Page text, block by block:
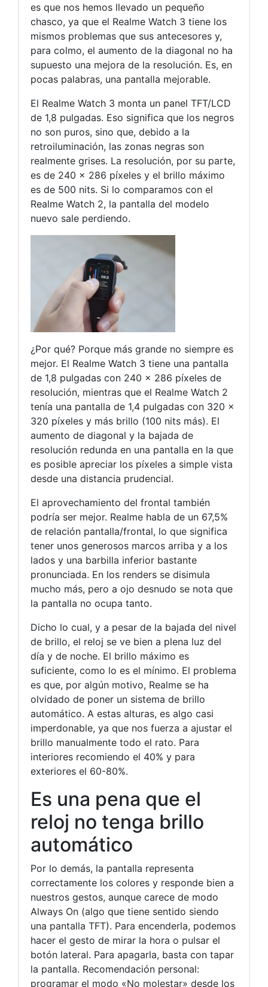
es que nos hemos llevado un pequeño
chasco, ya que el Realme Watch 3 tiene los
mismos problemas que sus antecesores y,
para colmo, el aumento de la diagonal no ha
supuesto una mejora de la resolución. Es, en
pocas palabras, una pantalla mejorable.
El Realme Watch 3 monta un panel TFT/LCD
de 1,8 pulgadas. Eso significa que los negros
no son puros, sino que, debido a la
retroiluminación, las zonas negras son
realmente grises. La resolución, por su parte,
es de 240 x 286 píxeles y el brillo máximo
es de 500 nits. Si lo comparamos con el
Realme Watch 2, la pantalla del modelo
nuevo sale perdiendo.
¿Por qué? Porque más grande no siempre es
mejor. El Realme Watch 3 tiene una pantalla
de 1,8 pulgadas con 240 x 286 píxeles de
resolución, mientras que el Realme Watch 2
tenía una pantalla de 1,4 pulgadas con 320 x
320 píxeles y más brillo (100 nits más). El
aumento de diagonal y la bajada de
resolución redunda en una pantalla en la que
es posible apreciar los píxeles a simple vista
desde una distancia prudencial.
El aprovechamiento del frontal también
podría ser mejor. Realme habla de un 67,5%
de relación pantalla/frontal, lo que significa
tener unos generosos marcos arriba y a los
lados y una barbilla inferior bastante
pronunciada. En los renders se disimula
mucho más, pero a ojo desnudo se nota que
la pantalla no ocupa tanto.
Dicho lo cual, y a pesar de la bajada del nivel
de brillo, el reloj se ve bien a plena luz del
día y de noche. El brillo máximo es
suficiente, como lo es el mínimo. El problema
es que, por algún motivo, Realme se ha
olvidado de poner un sistema de brillo
automático. A estas alturas, es algo casi
imperdonable, ya que nos fuerza a ajustar el
brillo manualmente todo el rato. Para
interiores recomiendo el 40% y para
exteriores el 60-80%.
Es una pena que el
reloj no tenga brillo
automático
Por lo demás, la pantalla representa
correctamente los colores y responde bien a
nuestros gestos, aunque carece de modo
Always On (algo que tiene sentido siendo
una pantalla TFT). Para encenderla, podemos
hacer el gesto de mirar la hora o pulsar el
botón lateral. Para apagarla, basta con tapar
la pantalla. Recomendación personal:
programar el modo «No molestar» desde los